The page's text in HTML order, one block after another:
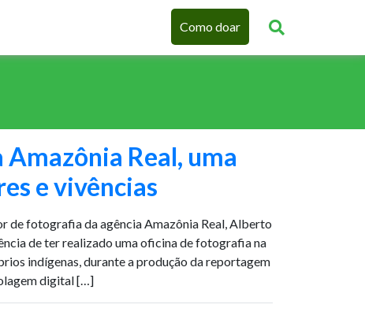
Como doar
Amazônia Real, uma
e vivências
fotografia da agência Amazônia Real, Alberto
de ter realizado uma oficina de fotografia na
indígenas, durante a produção da reportagem
digital […]